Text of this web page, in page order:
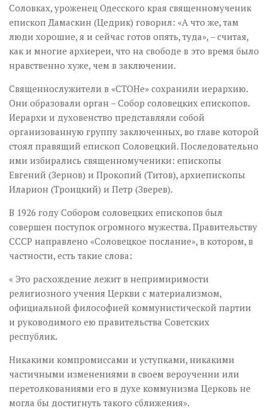
Соловках, уроженец Одесского края священномученик
епископ Дамаскин (Цедрик) говорил: «А что же, там
люди хорошие, я и сейчас готов опять, туда», – считая,
как и многие архиереи, что на свободе в это время было
нравственно хуже, чем в заключении.
Священнослужители в «СТОНе» сохранили иерархию.
Они образовали орган – Собор соловецких епископов.
Иерархи и духовенство представляли собой
организованную группу заключенных, во главе которой
стоял правящий епископ Соловецкий. Последовательно
ими избирались священномученики: епископы
Евгений (Зернов) и Прокопий (Титов), архиепископы
Иларион (Троицкий) и Петр (Зверев).
В 1926 году Собором соловецких епископов был
совершен поступок огромного мужества. Правительству
СССР направлено «Соловецкое послание», в котором, в
частности, есть такие слова:
« Это расхождение лежит в непримиримости
религиозного учения Церкви с материализмом,
официальной философией коммунистической партии
и руководимого ею правительства Советских
республик.
Никакими компромиссами и уступками, никакими
частичными изменениями в своем вероучении или
перетолкованиями его в духе коммунизма Церковь не
могла бы достигнуть такого сближения».